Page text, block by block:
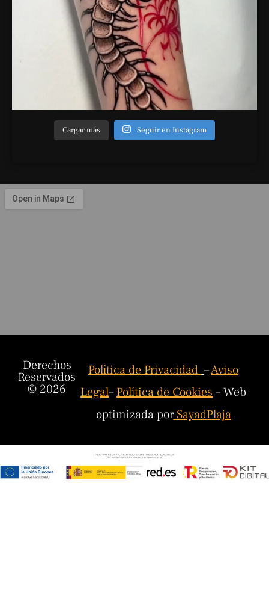
Cargar más Seguir en Instagram
Derechos
Reservados
© 2026
Política de Privacidad–Aviso
Legal–Política de Cookies– Web
optimizada porSayadPlaja